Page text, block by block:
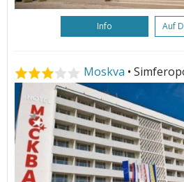
Info Auf
Moskva •